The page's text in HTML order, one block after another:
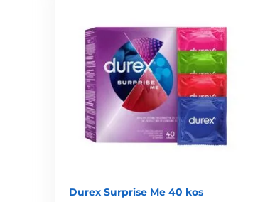
Durex Surprise Me 40 kos